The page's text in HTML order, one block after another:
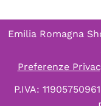
Emilia Romagna
Preferenze
P.IVA: